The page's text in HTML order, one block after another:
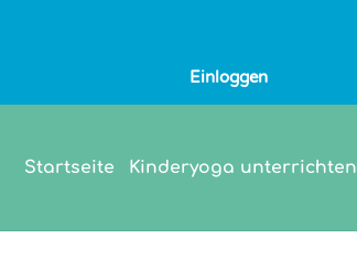
Einloggen
Startseite Kinderyoga unterrichten